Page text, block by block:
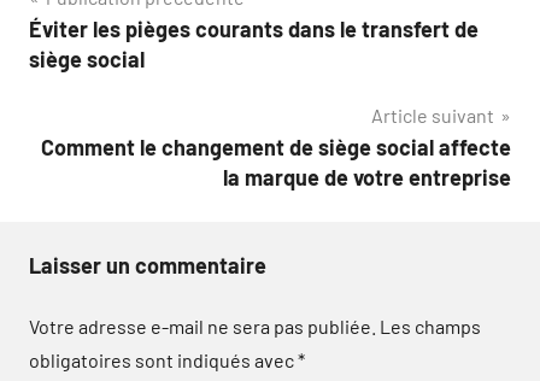
de
Éviter les pièges courants dans le transfert de
siège social
Article suivant
Comment le changement de siège social affecte
la marque de votre entreprise
Laisser un commentaire
Votre adresse e-mail ne sera pas publiée. Les champs
obligatoires sont indiqués avec*